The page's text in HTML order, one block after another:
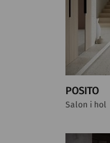
POSITO
Salon i hol